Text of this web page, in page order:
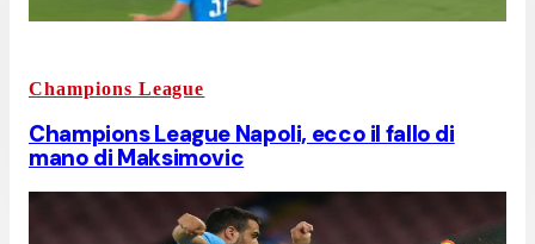
Champions League
Champions League Napoli, ecco il fallo di
mano di Maksimovic